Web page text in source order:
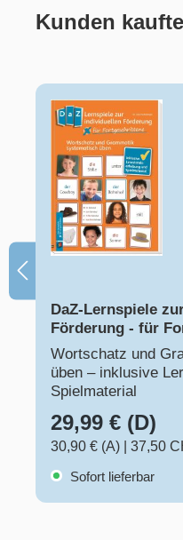
Produktgalerie
Kunden
DaZ-Lernspiele zur
DaZ-Lernspiele
Förderung - für
Wortschatz und
üben – inklusive
Spielmaterial
29,99 € (D)
30,90 € (A)
37,50
Sofort lieferbar